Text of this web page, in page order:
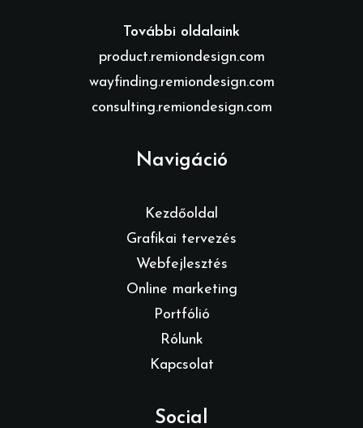
További oldalaink
product.remiondesign.com
wayfinding.remiondesign.com
consulting.remiondesign.com
Navigáció
Kezdőoldal
Grafikai tervezés
Webfejlesztés
Online marketing
Portfólió
Rólunk
Kapcsolat
Social